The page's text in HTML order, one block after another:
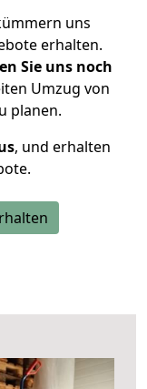
uns
erhalten.
Sie uns noch
Umzug von
planen.
, und erhalten